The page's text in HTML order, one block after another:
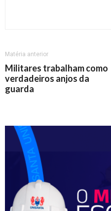
Matéria anterior
Militares trabalham como
verdadeiros anjos da
guarda